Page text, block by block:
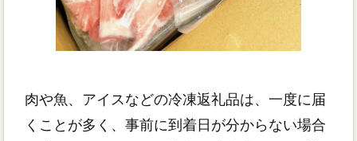
肉や魚、アイスなどの冷凍返礼品は、一度に届
くことが多く、事前に到着日が分からない場合